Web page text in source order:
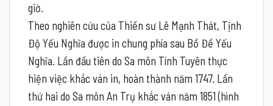
giờ.
Theo nghiên cứu của Thiền sư Lê Mạnh Thát, Tịnh
Độ Yếu Nghĩa được in chung phía sau Bồ Đề Yếu
Nghĩa. Lần đầu tiên do Sa môn Tính Tuyên thực
hiện việc khắc ván in, hoàn thành năm 1747. Lần
thứ hai do Sa môn An Trụ khắc ván năm 1851 (hình